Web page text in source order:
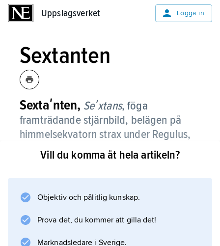
Uppslagsverket Logga in
Sextanten
Sextaʹnten, Seʹxtans,föga
framträdande stjärnbild, belägen på
himmelsekvatorn strax under Regulus,
den ljusaste stjärnan i stjärnbilden
Lejonet.
vinterhalvåret.
Vill du komma åt hela artikeln?
Objektiv och pålitlig kunskap.
Prova det, du kommer att gilla det!
Marknadsledare i Sverige.